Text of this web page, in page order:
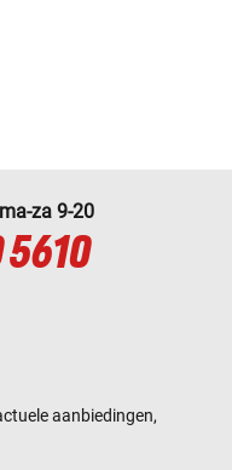
za 9-20
5610
aanbiedingen,